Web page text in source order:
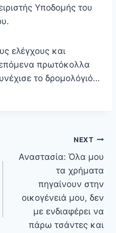
Υποδομής του
ελέγχους και
πρωτόκολλα
το δρομολόγιό…
NEXT
Αναστασία: Όλα μου
τα χρήματα
πηγαίνουν στην
οικογένειά μου, δεν
με ενδιαφέρει να
πάρω τσάντες και